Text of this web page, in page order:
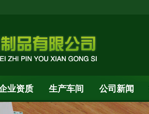
业资质 生产车间 公司新闻